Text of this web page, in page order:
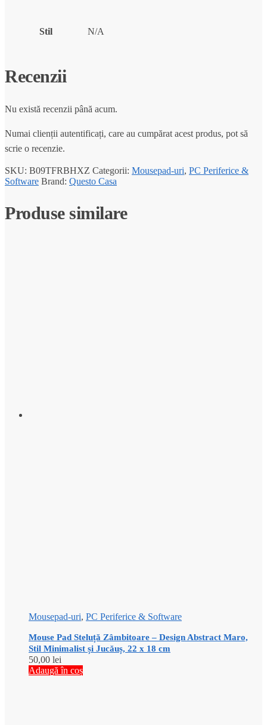
Stil N/A
Recenzii
Nu există recenzii până acum.
Numai clienții autentificați, care au cumpărat acest produs, pot să
scrie o recenzie.
SKU: B09TFRBHXZ Categorii: Mousepad-uri, PC Periferice &
Software Brand: Questo Casa
Produse similare
Mousepad-uri, PC Periferice & Software
Mouse Pad Steluță Zâmbitoare – Design Abstract Maro,
Stil Minimalist și Jucăuș, 22 x 18 cm
50,00 lei
Adaugă în coș